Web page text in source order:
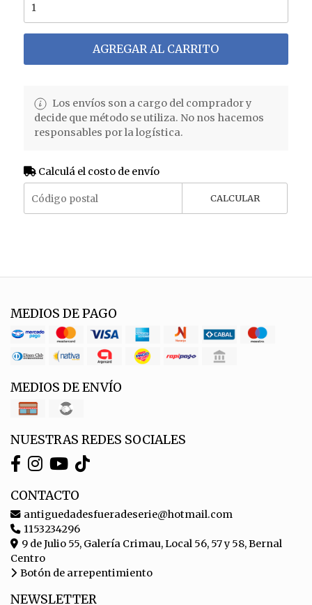
AGREGAR AL CARRITO
Los envíos son a cargo del comprador y
decide que método se utiliza. No nos hacemos
responsables por la logística.
Calculá el costo de envío
CALCULAR
MEDIOS DE PAGO
MEDIOS DE ENVÍO
NUESTRAS REDES SOCIALES
CONTACTO
antiguedadesfueradeserie@hotmail.com
1153234296
9 de Julio 55, Galería Crimau, Local 56, 57 y 58, Bernal
Centro
Botón de arrepentimiento
NEWSLETTER